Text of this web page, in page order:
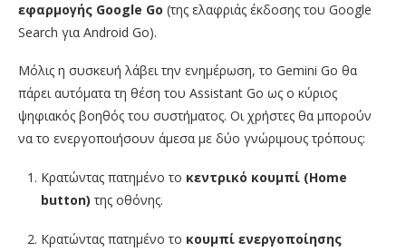
εφαρμογής Google Go (της ελαφριάς έκδοσης του Google
Search για Android Go).
Μόλις η συσκευή λάβει την ενημέρωση, το Gemini Go θα
πάρει αυτόματα τη θέση του Assistant Go ως ο κύριος
ψηφιακός βοηθός του συστήματος. Οι χρήστες θα μπορούν
να το ενεργοποιήσουν άμεσα με δύο γνώριμους τρόπους:
Κρατώντας πατημένο το κεντρικό κουμπί (Home
button) της οθόνης.
Κρατώντας πατημένο το κουμπί ενεργοποίησης